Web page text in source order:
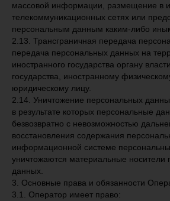
массовой информации, размещение в
телекоммуникационных сетях или
персональным данным каким-либо
2.13. Трансграничная передача
передача персональных данных на
иностранного государства органу
государства, иностранному
юридическому лицу.
2.14. Уничтожение персональных
в результате которых персональные
безвозвратно с невозможностью
восстановления содержания
информационной системе
уничтожаются материальные носители
данных.
3. Основные права и обязанности
3.1. Оператор имеет право: